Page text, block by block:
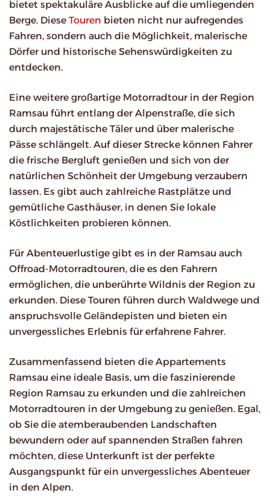
bietet spektakuläre Ausblicke auf die umliegenden
Berge. Diese Touren bieten nicht nur aufregendes
Fahren, sondern auch die Möglichkeit, malerische
Dörfer und historische Sehenswürdigkeiten zu
entdecken.
Eine weitere großartige Motorradtour in der Region
Ramsau führt entlang der Alpenstraße, die sich
durch majestätische Täler und über malerische
Pässe schlängelt. Auf dieser Strecke können Fahrer
die frische Bergluft genießen und sich von der
natürlichen Schönheit der Umgebung verzaubern
lassen. Es gibt auch zahlreiche Rastplätze und
gemütliche Gasthäuser, in denen Sie lokale
Köstlichkeiten probieren können.
Für Abenteuerlustige gibt es in der Ramsau auch
Offroad-Motorradtouren, die es den Fahrern
ermöglichen, die unberührte Wildnis der Region zu
erkunden. Diese Touren führen durch Waldwege und
anspruchsvolle Geländepisten und bieten ein
unvergessliches Erlebnis für erfahrene Fahrer.
Zusammenfassend bieten die Appartements
Ramsau eine ideale Basis, um die faszinierende
Region Ramsau zu erkunden und die zahlreichen
Motorradtouren in der Umgebung zu genießen. Egal,
ob Sie die atemberaubenden Landschaften
bewundern oder auf spannenden Straßen fahren
möchten, diese Unterkunft ist der perfekte
Ausgangspunkt für ein unvergessliches Abenteuer
in den Alpen.